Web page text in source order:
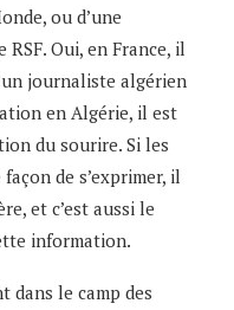
ou d’une
Oui, en France, il
journaliste algérien
en Algérie, il est
du sourire. Si les
de s’exprimer, il
et c’est aussi le
information.
dans le camp des